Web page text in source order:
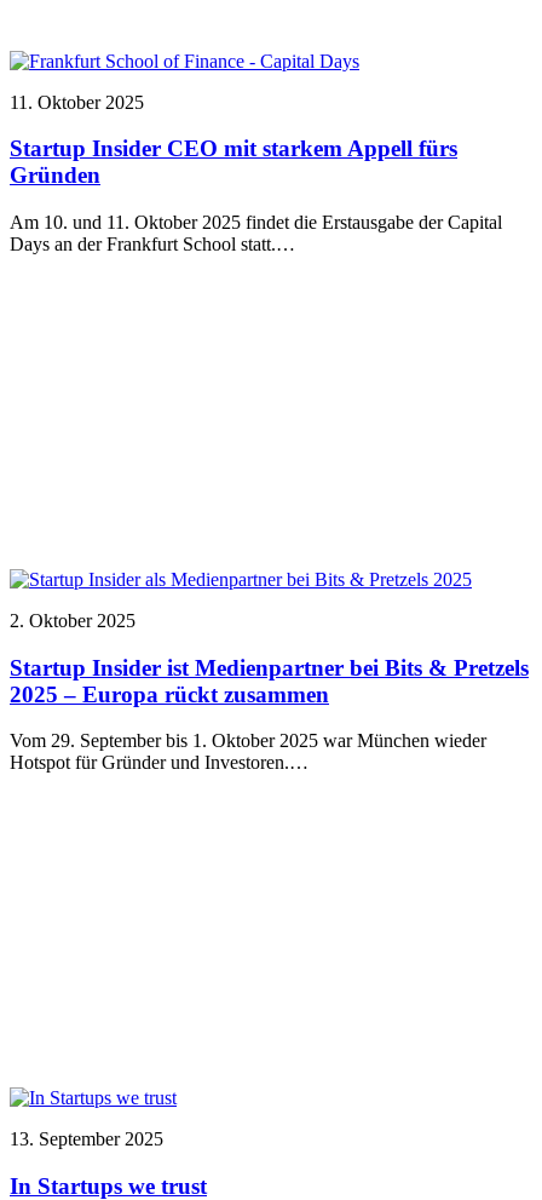
11. Oktober 2025
Startup Insider CEO mit starkem Appell fürs
Gründen
Am 10. und 11. Oktober 2025 findet die Erstausgabe der Capital
Days an der Frankfurt School statt.…
2. Oktober 2025
Startup Insider ist Medienpartner bei Bits & Pretzels
2025 – Europa rückt zusammen
Vom 29. September bis 1. Oktober 2025 war München wieder
Hotspot für Gründer und Investoren.…
13. September 2025
In Startups we trust